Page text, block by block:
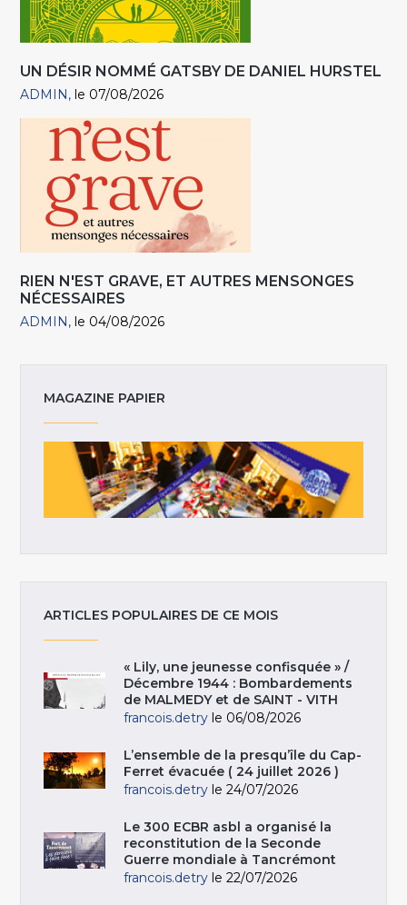
UN DÉSIR NOMMÉ GATSBY DE DANIEL HURSTEL
ADMIN le 07/08/2026
RIEN N'EST GRAVE, ET AUTRES MENSONGES
NÉCESSAIRES
ADMIN le 04/08/2026
MAGAZINE PAPIER
ARTICLES POPULAIRES DE CE MOIS
« Lily, une jeunesse confisquée » /
Décembre 1944 : Bombardements
de MALMEDY et de SAINT - VITH
francois.detry le 06/08/2026
L’ensemble de la presqu’île du Cap-
Ferret évacuée ( 24 juillet 2026 )
francois.detry le 24/07/2026
Le 300 ECBR asbl a organisé la
reconstitution de la Seconde
Guerre mondiale à Tancrémont
francois.detry le 22/07/2026